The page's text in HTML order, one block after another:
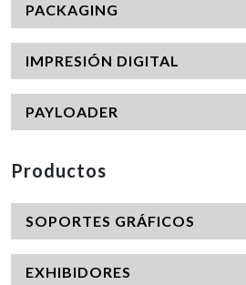
PACKAGING
IMPRESIÓN DIGITAL
PAYLOADER
Productos
SOPORTES GRÁFICOS
EXHIBIDORES